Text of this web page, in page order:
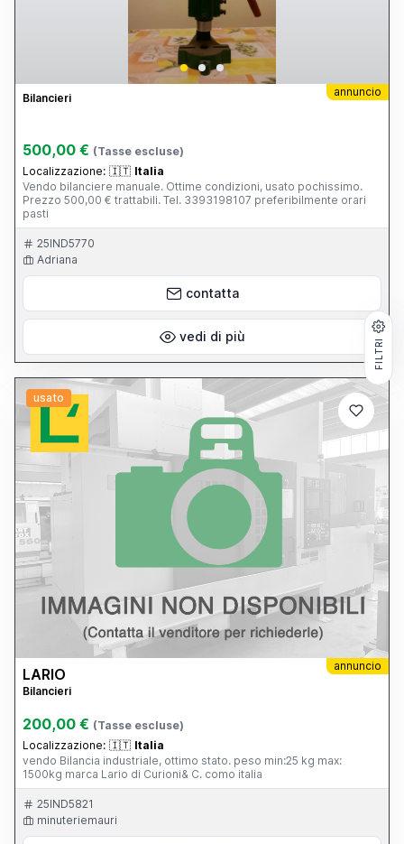
annuncio
Bilancieri
500,00 € (Tasse escluse)
Localizzazione: 🇮🇹 Italia
Vendo bilanciere manuale. Ottime condizioni, usato pochissimo.
Prezzo 500,00 € trattabili. Tel. 3393198107 preferibilmente orari
pasti
25IND5770
Adriana
contatta
vedi di più
usato
annuncio
LARIO
Bilancieri
200,00 € (Tasse escluse)
Localizzazione: 🇮🇹 Italia
vendo Bilancia industriale, ottimo stato. peso min:25 kg max:
1500kg marca Lario di Curioni& C. como italia
25IND5821
minuteriemauri
FILTRI